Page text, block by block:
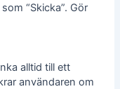
“Skicka”. Gör
alltid till ett
användaren om